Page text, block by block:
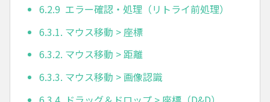
6.2.9 エラー確認・処理（リトライ前処理）
6.3.1. マウス移動 > 座標
6.3.2. マウス移動 > 距離
6.3.3. マウス移動 > 画像認識